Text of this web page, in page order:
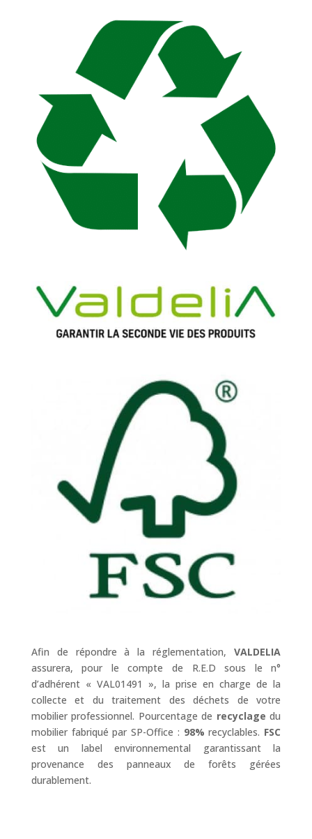
Afin de répondre à la réglementation,VALDELIA
assurera, pour le compte de R.E.D sous le n°
d’adhérent « VAL01491 », la prise en charge de la
collecte et du traitement des déchets de votre
mobilier professionnel. Pourcentage de recyclage du
mobilier fabriqué par SP-Office : 98% recyclables. FSC
est un label environnemental garantissant la
provenance des panneaux de forêts gérées
durablement.